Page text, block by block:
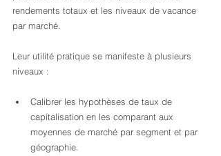
rendements totaux et les niveaux de vacance
par marché.
Leur utilité pratique se manifeste à plusieurs
niveaux :
Calibrer les hypothèses de taux de
capitalisation en les comparant aux
moyennes de marché par segment et par
géographie.